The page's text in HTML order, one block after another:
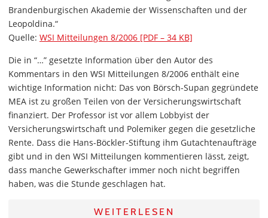
Brandenburgischen Akademie der Wissenschaften und der
Leopoldina.“
Quelle: WSI Mitteilungen 8/2006 [PDF – 34 KB]
Die in “…” gesetzte Information über den Autor des
Kommentars in den WSI Mitteilungen 8/2006 enthält eine
wichtige Information nicht: Das von Börsch-Supan gegründete
MEA ist zu großen Teilen von der Versicherungswirtschaft
finanziert. Der Professor ist vor allem Lobbyist der
Versicherungswirtschaft und Polemiker gegen die gesetzliche
Rente. Dass die Hans-Böckler-Stiftung ihm Gutachtenaufträge
gibt und in den WSI Mitteilungen kommentieren lässt, zeigt,
dass manche Gewerkschafter immer noch nicht begriffen
haben, was die Stunde geschlagen hat.
WEITERLESEN